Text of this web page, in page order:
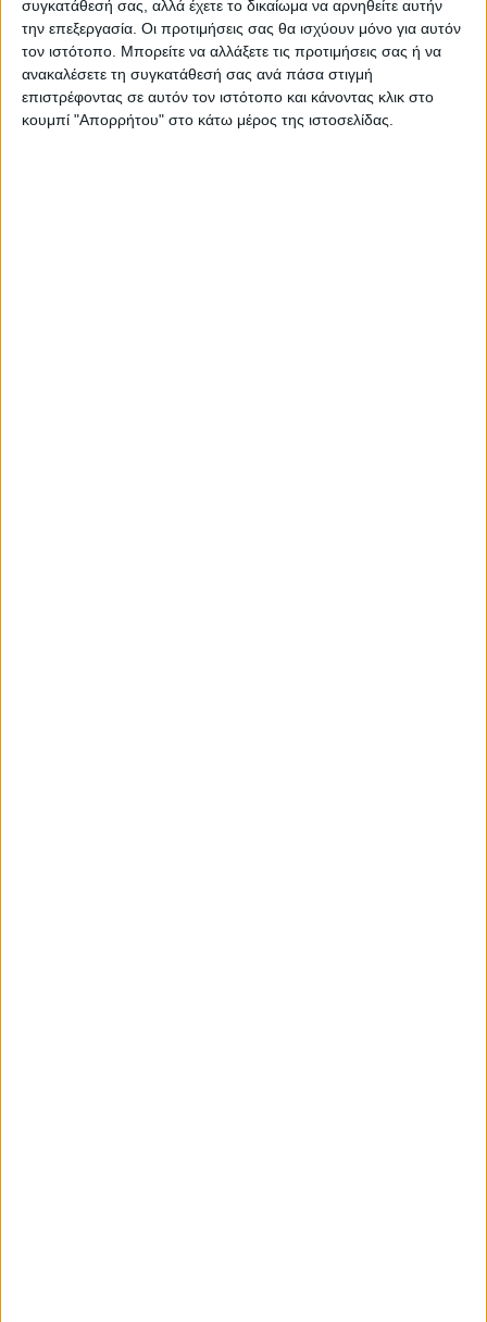
συγκατάθεσή σας, αλλά έχετε το δικαίωμα να αρνηθείτε αυτήν
την επεξεργασία. Οι προτιμήσεις σας θα ισχύουν μόνο για αυτόν
τον ιστότοπο. Μπορείτε να αλλάξετε τις προτιμήσεις σας ή να
ανακαλέσετε τη συγκατάθεσή σας ανά πάσα στιγμή
επιστρέφοντας σε αυτόν τον ιστότοπο και κάνοντας κλικ στο
κουμπί "Απορρήτου" στο κάτω μέρος της ιστοσελίδας.
αναγκαίων για τη δέηση και το τμήμα
απόδοσης τιμών, οΔ.Ο.Π.Α. Καρδίτσας για τη
διάθεση της Δημοτικής Φιλαρμονικής και
μικροφωνικών εγκαταστάσεων, ηΑστυνομική
Δ/νση Καρδίτσαςγια την εύρρυθμη τήρηση